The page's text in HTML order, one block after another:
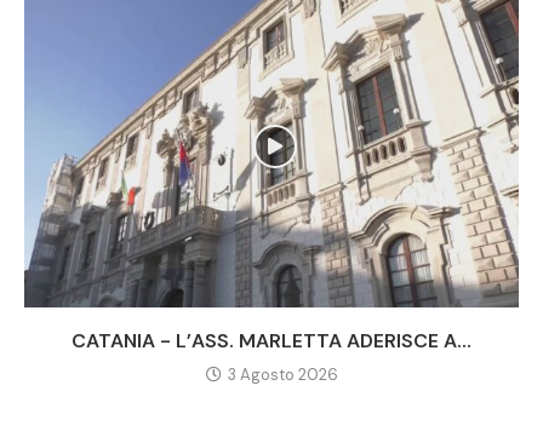
CATANIA - L’ASS. MARLETTA ADERISCE A...
3 Agosto 2026